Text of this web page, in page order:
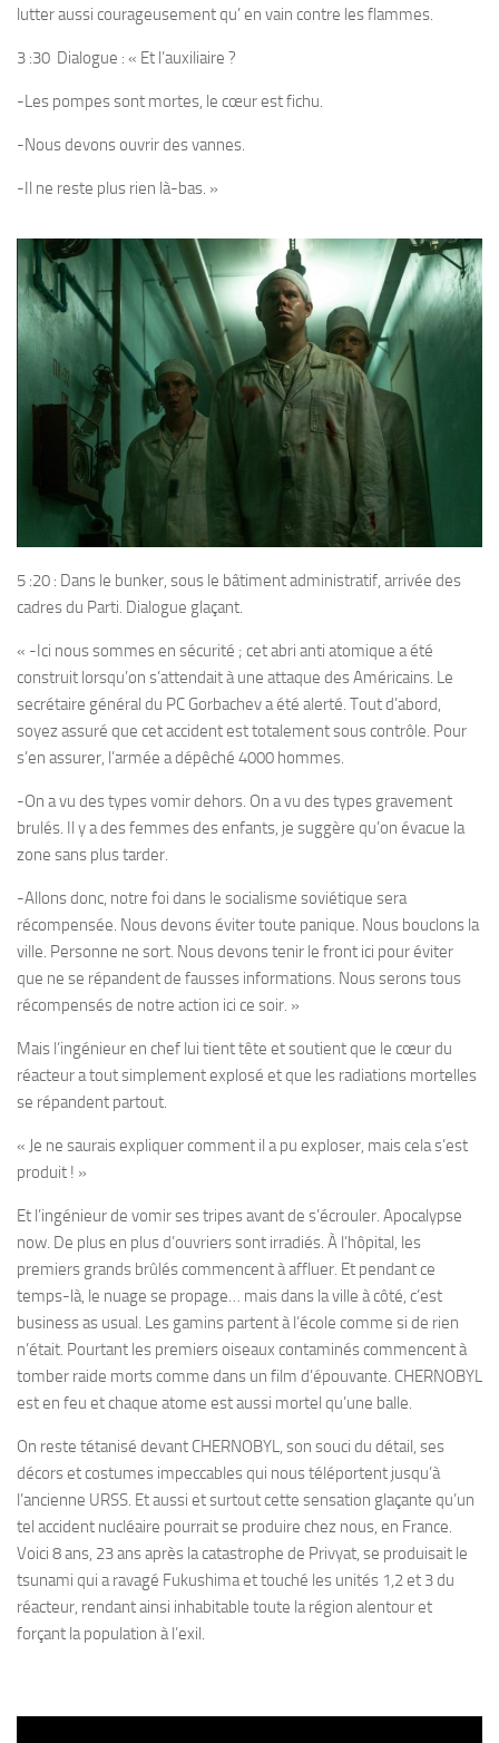
lutter aussi courageusement qu’ en vain contre les flammes.
3 :30 Dialogue : « Et l’auxiliaire ?
-Les pompes sont mortes, le cœur est fichu.
-Nous devons ouvrir des vannes.
-Il ne reste plus rien là-bas. »
5 :20 : Dans le bunker, sous le bâtiment administratif, arrivée des
cadres du Parti. Dialogue glaçant.
« -Ici nous sommes en sécurité ; cet abri anti atomique a été
construit lorsqu’on s’attendait à une attaque des Américains. Le
secrétaire général du PC Gorbachev a été alerté. Tout d’abord,
soyez assuré que cet accident est totalement sous contrôle. Pour
s’en assurer, l’armée a dépêché 4000 hommes.
-On a vu des types vomir dehors. On a vu des types gravement
brulés. Il y a des femmes des enfants, je suggère qu’on évacue la
zone sans plus tarder.
-Allons donc, notre foi dans le socialisme soviétique sera
récompensée. Nous devons éviter toute panique. Nous bouclons la
ville. Personne ne sort. Nous devons tenir le front ici pour éviter
que ne se répandent de fausses informations. Nous serons tous
récompensés de notre action ici ce soir. »
Mais l’ingénieur en chef lui tient tête et soutient que le cœur du
réacteur a tout simplement explosé et que les radiations mortelles
se répandent partout.
« Je ne saurais expliquer comment il a pu exploser, mais cela s’est
produit ! »
Et l’ingénieur de vomir ses tripes avant de s’écrouler. Apocalypse
now. De plus en plus d’ouvriers sont irradiés. À l’hôpital, les
premiers grands brûlés commencent à affluer. Et pendant ce
temps-là, le nuage se propage… mais dans la ville à côté, c’est
business as usual. Les gamins partent à l’école comme si de rien
n’était. Pourtant les premiers oiseaux contaminés commencent à
tomber raide morts comme dans un film d’épouvante. CHERNOBYL
est en feu et chaque atome est aussi mortel qu’une balle.
On reste tétanisé devant CHERNOBYL, son souci du détail, ses
décors et costumes impeccables qui nous téléportent jusqu’à
l’ancienne URSS. Et aussi et surtout cette sensation glaçante qu’un
tel accident nucléaire pourrait se produire chez nous, en France.
Voici 8 ans, 23 ans après la catastrophe de Privyat, se produisait le
tsunami qui a ravagé Fukushima et touché les unités 1,2 et 3 du
réacteur, rendant ainsi inhabitable toute la région alentour et
forçant la population à l’exil.